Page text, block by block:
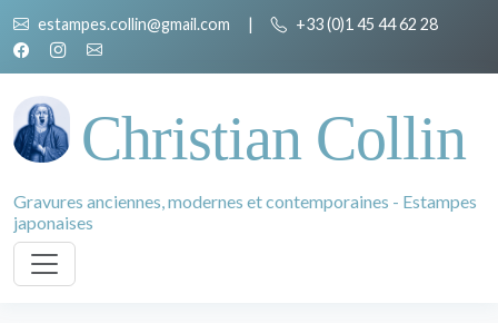
estampes.collin@gmail.com | +33 (0)1 45 44 62 28
Christian Collin
Gravures anciennes, modernes et contemporaines - Estampes
japonaises